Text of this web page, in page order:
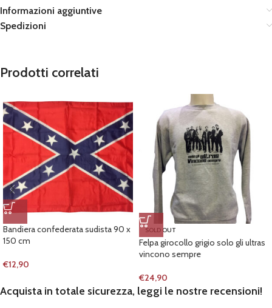
Informazioni aggiuntive
Spedizioni
Prodotti correlati
Bandiera confederata sudista 90 x
150 cm
€12,90
SOLD OUT
Felpa girocollo grigio solo gli ultras
vincono sempre
€24,90
Acquista in totale sicurezza, leggi le nostre recensioni!